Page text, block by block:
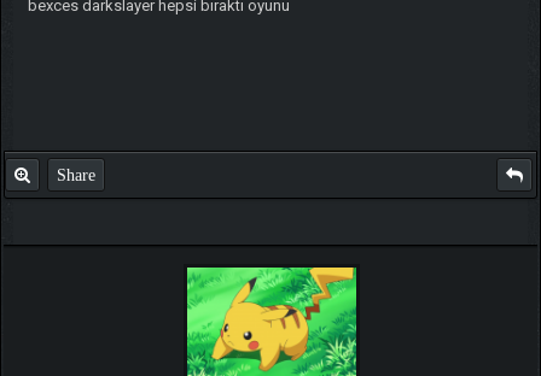
bexces darkslayer hepsi bıraktı oyunu
Share